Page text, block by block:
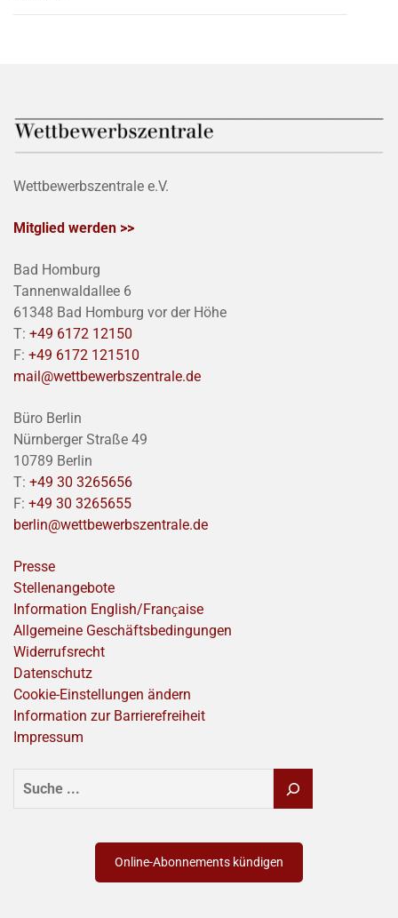
Wettbewerbszentrale e.V.
Mitglied werden >>
Bad Homburg
Tannenwaldallee 6
61348 Bad Homburg vor der Höhe
T: +49 6172 12150
F: +49 6172 121510
mail@wettbewerbszentrale.de
Büro Berlin
Nürnberger Straße 49
10789 Berlin
T: +49 30 3265656
F: +49 30 3265655
berlin@wettbewerbszentrale.de
Presse
Stellenangebote
Information English/Franҫaise
Allgemeine Geschäftsbedingungen
Widerrufsrecht
Datenschutz
Cookie-Einstellungen ändern
Information zur Barrierefreiheit
Impressum
SUCHEN
Online-Abonnements kündigen